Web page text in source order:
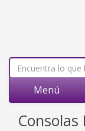
Menú
Consolas